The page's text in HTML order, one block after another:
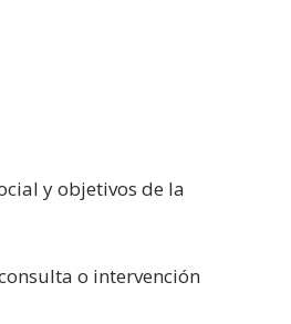
y objetivos de la
o intervención